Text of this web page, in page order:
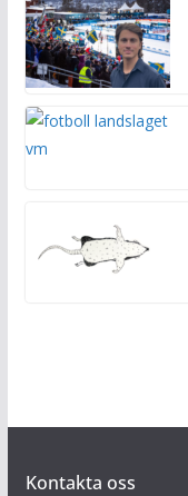
Kontakta oss